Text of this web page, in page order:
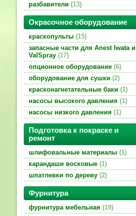
разбавители 13
Окрасочное оборудование
краскопульты 15
запасные части для Anest Iwata и
ValSpray 17
опционное оборудование 6
оборудование для сушки 2
красконагнетательные баки 1
насосы высокого давления 1
насосы низкого давления 1
Подготовка к покраске и
ремонт
шлифовальные материалы 1
карандаши восковые 1
шпатлевки по дереву 2
Фурнитура
фурнитура мебельная 19